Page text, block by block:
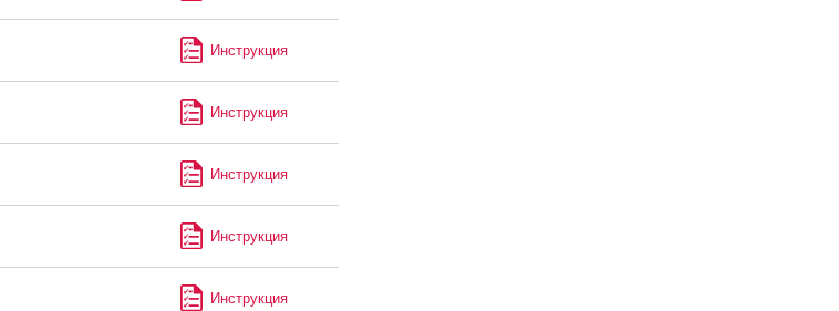
Инструкция
Инструкция
Инструкция
Инструкция
Инструкция